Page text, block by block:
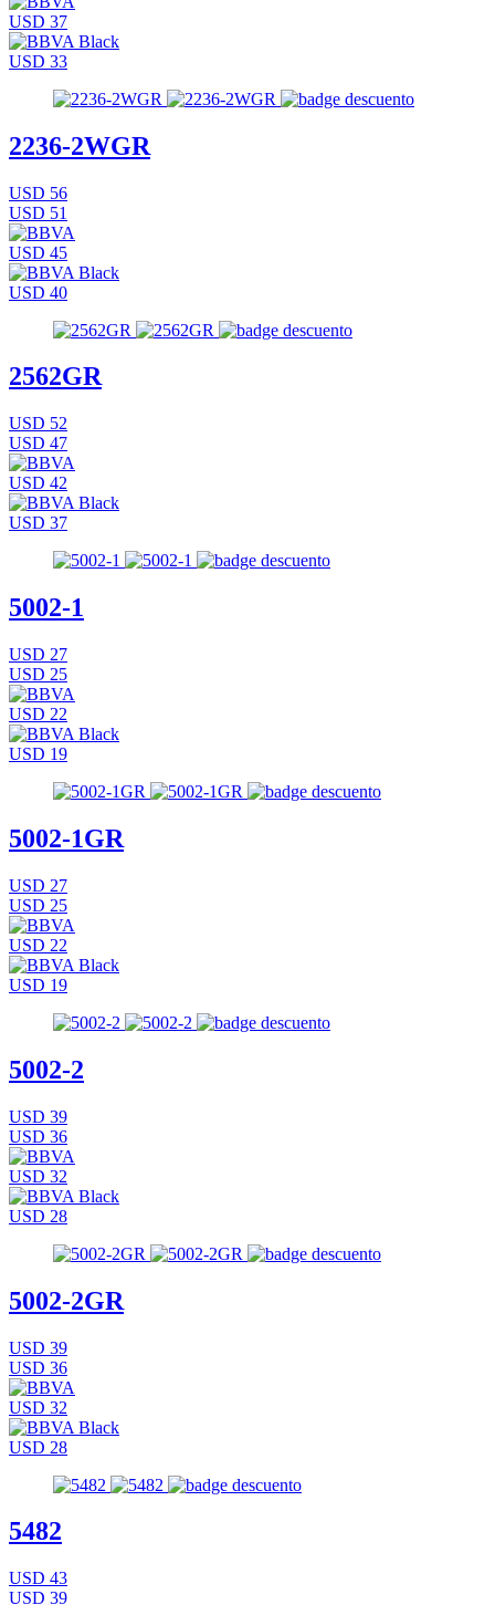
USD 37
USD 33
2236-2WGR
USD 56
USD 51
USD 45
USD 40
2562GR
USD 52
USD 47
USD 42
USD 37
5002-1
USD 27
USD 25
USD 22
USD 19
5002-1GR
USD 27
USD 25
USD 22
USD 19
5002-2
USD 39
USD 36
USD 32
USD 28
5002-2GR
USD 39
USD 36
USD 32
USD 28
5482
USD 43
USD 39